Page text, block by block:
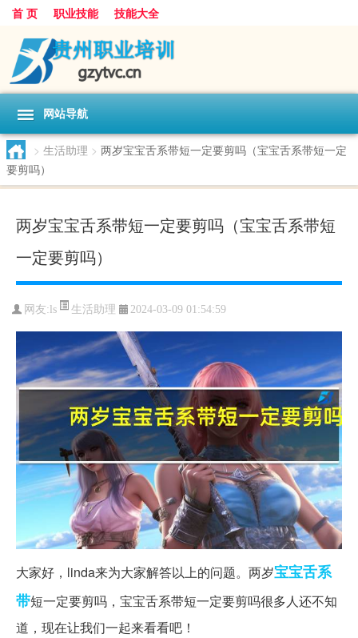
首 页 职业技能 技能大全
网站导航
> 生活助理 > 两岁宝宝舌系带短一定要剪吗（宝宝舌系带短一定
要剪吗）
两岁宝宝舌系带短一定要剪吗（宝宝舌系带短
一定要剪吗）
网友: ls 生活助理 2024-03-09 01:54:59
大家好，linda来为大家解答以上的问题。两岁宝宝舌系
带短一定要剪吗，宝宝舌系带短一定要剪吗很多人还不知
道，现在让我们一起来看看吧！